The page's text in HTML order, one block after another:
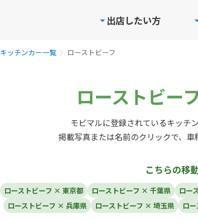
出店したい方
キッチンカー一覧 ローストビーフ
ローストビー
モビマルに登録されているキッチ
掲載写真または名前のクリックで、
こちらの移
ローストビーフ × 東京都 ローストビーフ × 千葉県 ロー
ローストビーフ × 兵庫県
ローストビーフ × 埼玉県 ロ